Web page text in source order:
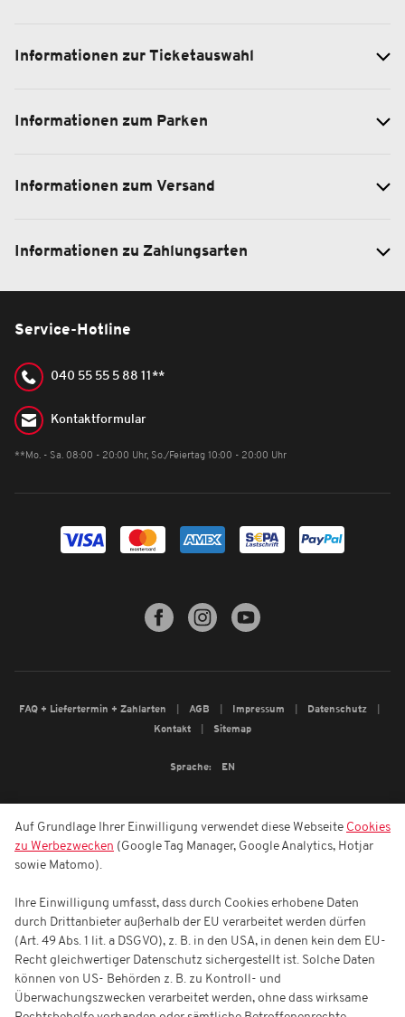
Informationen zur Ticketauswahl
Informationen zum Parken
Informationen zum Versand
Informationen zu Zahlungsarten
Service-Hotline
040 55 55 5 88 11**
Kontaktformular
**Mo. - Sa. 08:00 - 20:00 Uhr, So./Feiertag 10:00 - 20:00 Uhr
FAQ + Liefertermin + Zahlarten AGB Impressum
Datenschutz
Kontakt
Sitemap
Sprache: EN
Auf Grundlage Ihrer Einwilligung verwendet diese Webseite Cookies
zu Werbezwecken (Google Tag Manager, Google Analytics, Hotjar
sowie Matomo).
Ihre Einwilligung umfasst, dass durch Cookies erhobene Daten
durch Drittanbieter außerhalb der EU verarbeitet werden dürfen
(Art. 49 Abs. 1 lit. a DSGVO), z. B. in den USA, in denen kein dem EU-
Recht gleichwertiger Datenschutz sichergestellt ist. Solche Daten
können von US- Behörden z. B. zu Kontroll- und
Überwachungszwecken verarbeitet werden, ohne dass wirksame